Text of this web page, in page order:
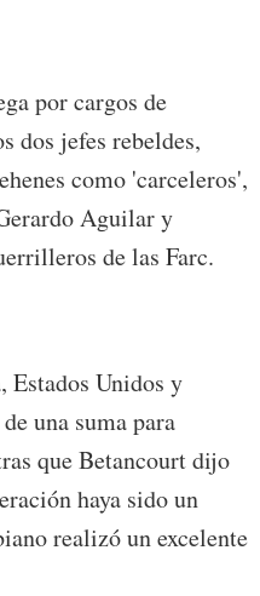
por cargos de
dos jefes rebeldes,
como 'carceleros',
Aguilar y
de las Farc.
Estados Unidos y
una suma para
que Betancourt dijo
haya sido un
realizó un excelente